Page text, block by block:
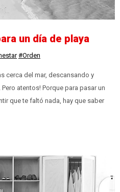
un día de playa
#Orden
cerca del mar, descansando y
atentos! Porque para pasar un
que te faltó nada, hay que saber